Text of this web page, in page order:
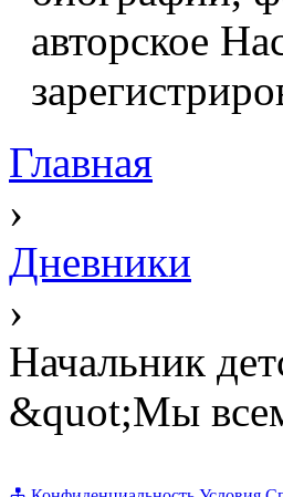
авторское
Главная
›
Дневники
›
Начальник
&quot;Мы